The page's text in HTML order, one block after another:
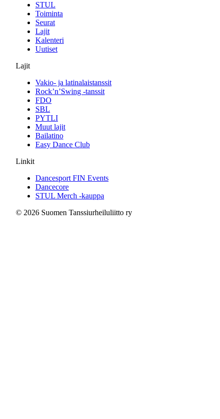
STUL
Toiminta
Seurat
Lajit
Kalenteri
Uutiset
Lajit
Vakio- ja latinalaistanssit
Rock’n’Swing -tanssit
FDO
SBL
PYTLI
Muut lajit
Bailatino
Easy Dance Club
Linkit
Dancesport FIN Events
Dancecore
STUL Merch -kauppa
© 2026 Suomen Tanssiurheiluliitto ry